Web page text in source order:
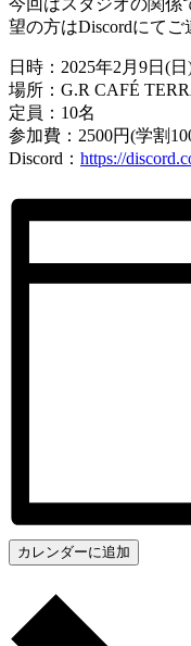
望の方はDiscordにて
日時：2025年2月9日(日
場所：G.R CAFÉ
定員：10名
参加費：2500円(学割
Discord： https://
カレンダーに追加